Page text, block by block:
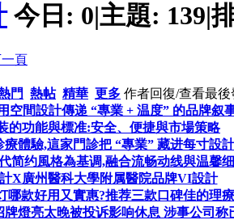
今日: 0|主題: 139|
頁
門 熱帖 精華 更多 作者回復/查看最後
空間設計傳递 “專業 + 温度” 的品牌叙
的功能與標准:安全、便捷與市場策略
療體驗,這家門診把 “專業” 藏进每寸設
简约風格為基调,融合流畅动线與温馨
X廣州醫科大學附属醫院品牌VI設計
哪款好用又實惠?推荐三款口碑佳的理
燈亮太晚被投诉影响休息 涉事公司称